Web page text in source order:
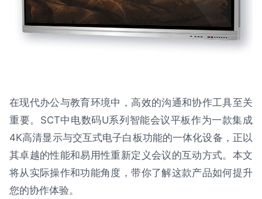
在现代办公与教育环境中，高效的沟通和协作工具至关
重要。SCT中电数码U系列智能会议平板作为一款集成
4K高清显示与交互式电子白板功能的一体化设备，正以
其卓越的性能和易用性重新定义会议的互动方式。本文
将从实际操作和功能角度，带你了解这款产品如何提升
您的协作体验。